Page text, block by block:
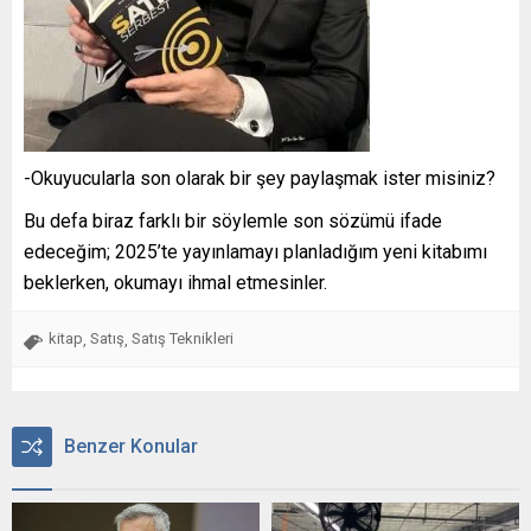
-Okuyucularla son olarak bir şey paylaşmak ister misiniz?
Bu defa biraz farklı bir söylemle son sözümü ifade
edeceğim; 2025’te yayınlamayı planladığım yeni kitabımı
beklerken, okumayı ihmal etmesinler.
kitap Satış Satış Teknikleri
Benzer Konular